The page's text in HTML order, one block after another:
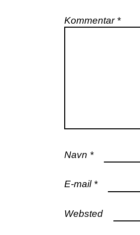
Kommentar *
Navn *
E-mail *
Websted